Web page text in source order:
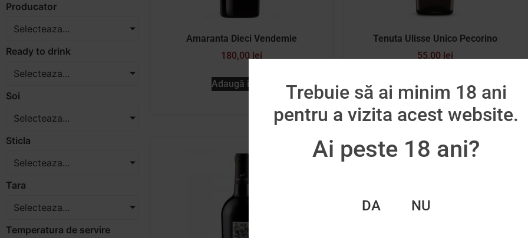
Producator
Selecteaza...
Ready to drink
Selecteaza...
Soi
Selecteaza...
Sticla
Selecteaza...
Tara
Selecteaza...
Temperatura de servire
Amaranta Dieci Vendemie
180,00 lei
Adaugă în coș
Tenuta Ulisse Unico Pecorino
55,00 lei
Adaugă în coș
Trebuie să ai minim 18 ani
pentru a vizita acest website.
Ai peste 18 ani?
DA NU